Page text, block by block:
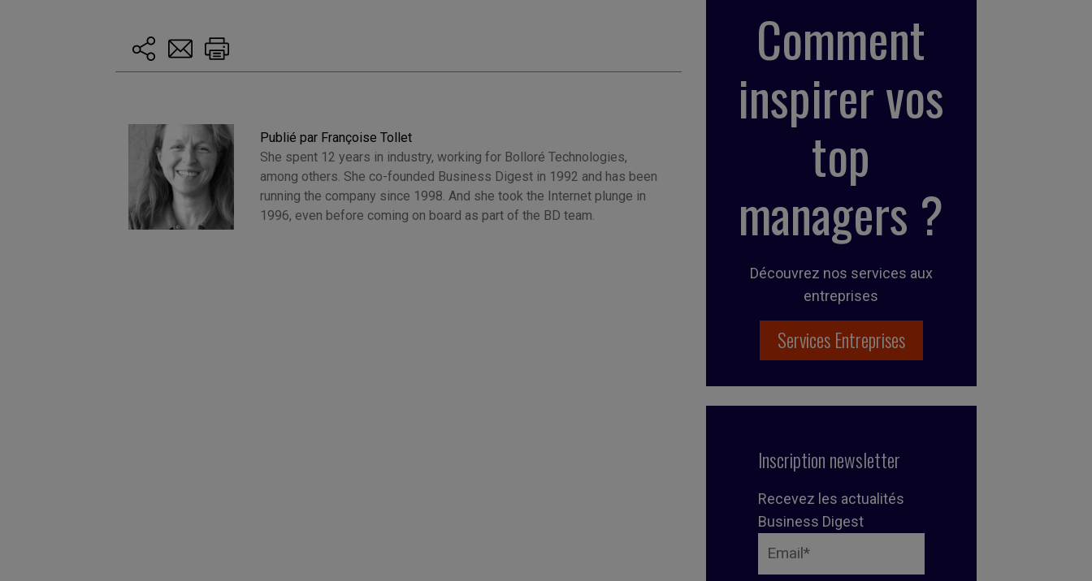
Publié par Françoise Tollet
She spent 12 years in industry, working for Bolloré Technologies,
among others. She co-founded Business Digest in 1992 and has been
running the company since 1998. And she took the Internet plunge in
1996, even before coming on board as part of the BD team.
Comment
inspirer vos
top
managers ?
Découvrez nos services aux
entreprises
Services Entreprises
Inscription newsletter
Recevez les actualités
Business Digest